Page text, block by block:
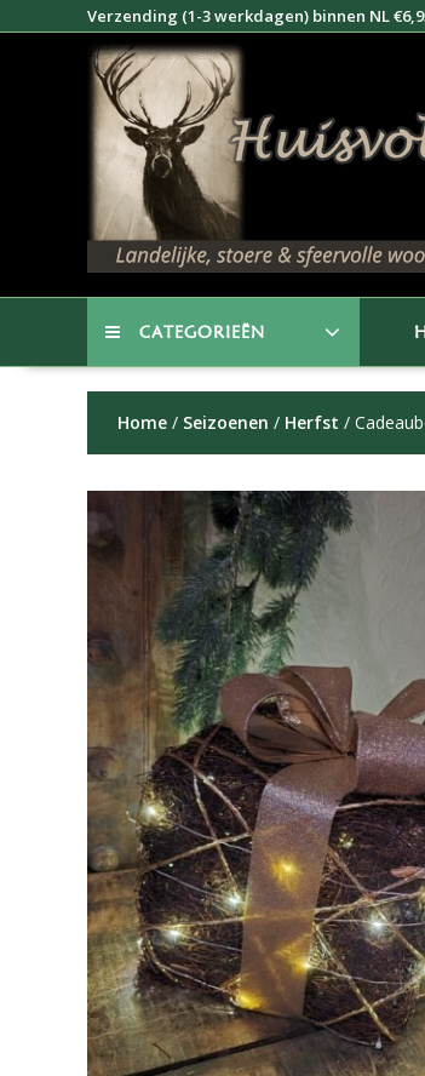
naar
Verzending (1-3 werkdagen) binnen NL
CATEGORIEËN
Home / Seizoenen / Herfst /